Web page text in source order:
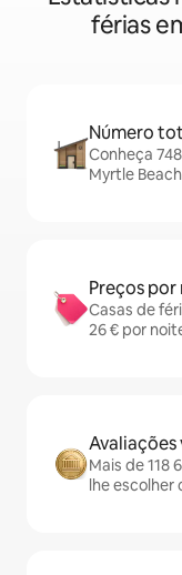
férias
Número
Conheça
Myrtle Beach
Preços
Casas de
26 € por
Mais de 118
lhe escolher